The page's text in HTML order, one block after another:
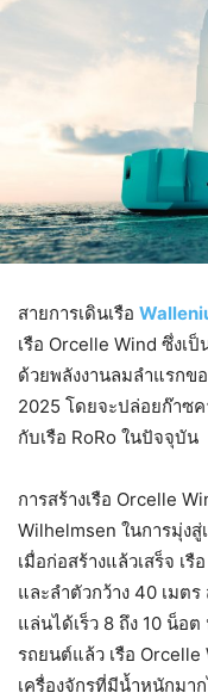
สายการเดินเรือ
เรือ Orcelle Wind ซึ่งเ
ด้วยพลังงานลมลำแรกข
2025 โดยจะปล่อยก๊าซค
กับเรือ RoRo ในปัจจุบัน
การสร้างเรือ Orcelle
Wilhelmsen ในการมุ่ง
เมื่อก่อสร้างแล้วเสร็จ เ
และลำตัวกว้าง 40 เมต
แล่นได้เร็ว 8 ถึง 10 น็อ
รถยนต์แล้ว เรือ
เครื่องจักรที่มีน้ำหนักมา